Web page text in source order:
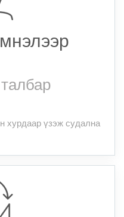
хурдаар үзэж судална